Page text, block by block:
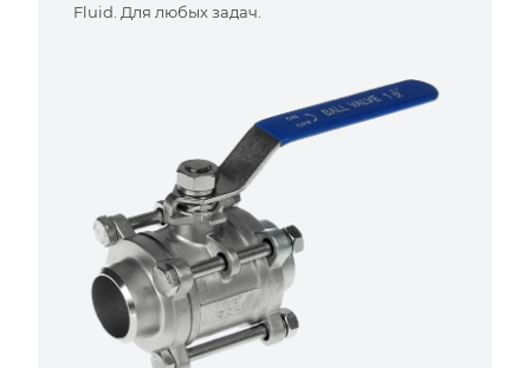
Fluid. Для любых задач.